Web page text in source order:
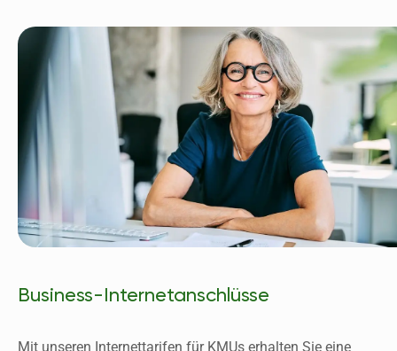
Business-Internetanschlüsse
Mit unseren Internettarifen für KMUs erhalten Sie eine